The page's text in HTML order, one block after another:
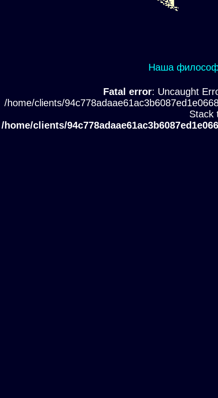
Наша
Fatal error: Uncaught
/home/clients/
Stack
/home/clients/